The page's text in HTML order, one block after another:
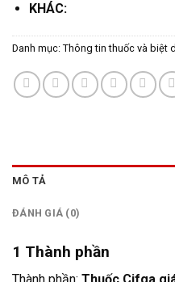
KHÁC:
Danh mục: Thông tin thuốc và biệt
MÔ TẢ
ĐÁNH GIÁ (0)
1 Thành phần